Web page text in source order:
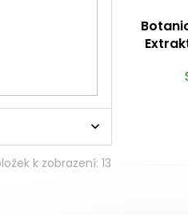
k zobrazení: 13